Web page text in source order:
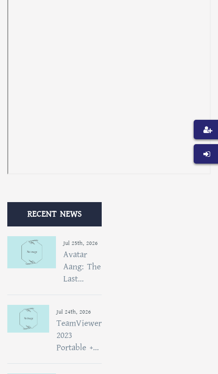
RECENT NEWS
Jul 25th, 2026
Avatar
Aang: The
Last...
Jul 24th, 2026
TeamViewer
2023
Portable +...